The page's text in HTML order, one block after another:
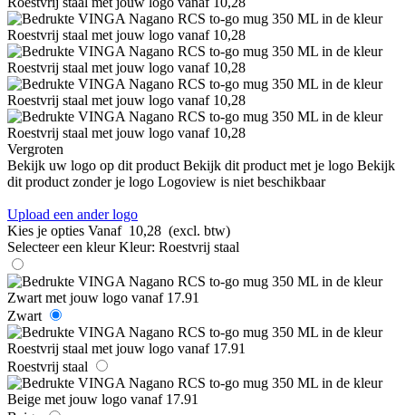
Vergroten
Bekijk uw logo op dit product Bekijk dit product met je logo Bekijk
dit product zonder je logo Logoview is niet beschikbaar
Upload een ander logo
Kies je opties Vanaf 10,28 (excl. btw)
Selecteer een kleur Kleur: Roestvrij staal
Zwart
Roestvrij staal